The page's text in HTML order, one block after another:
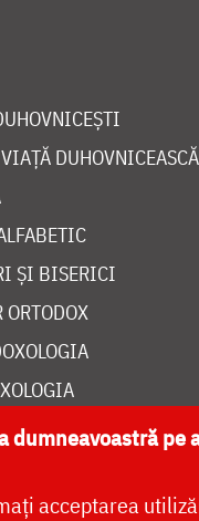
DUHOVNICEASCĂ
ȘI BISERICI
ORTODOX
dumneavoastră pe
acceptarea